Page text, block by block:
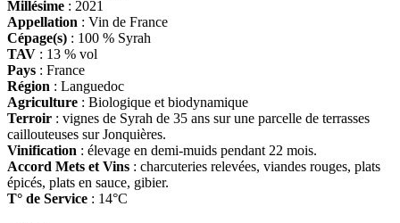
Millésime : 2021
Appellation : Vin de France
Cépage(s) : 100 % Syrah
TAV : 13 % vol
Pays : France
Région : Languedoc
Agriculture : Biologique et biodynamique
Terroir : vignes de Syrah de 35 ans sur une parcelle de terrasses
caillouteuses sur Jonquières.
Vinification : élevage en demi-muids pendant 22 mois.
Accord Mets et Vins : charcuteries relevées, viandes rouges, plats
épicés, plats en sauce, gibier.
T° de Service : 14°C